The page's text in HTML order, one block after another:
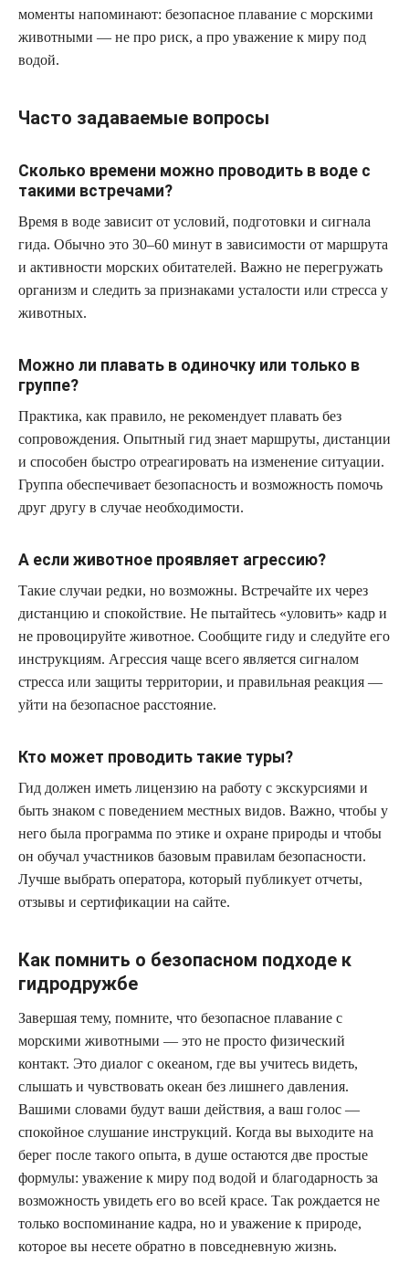
моменты напоминают: безопасное плавание с морскими
животными — не про риск, а про уважение к миру под
водой.
Часто задаваемые вопросы
Сколько времени можно проводить в воде с
такими встречами?
Время в воде зависит от условий, подготовки и сигнала
гида. Обычно это 30–60 минут в зависимости от маршрута
и активности морских обитателей. Важно не перегружать
организм и следить за признаками усталости или стресса у
животных.
Можно ли плавать в одиночку или только в
группе?
Практика, как правило, не рекомендует плавать без
сопровождения. Опытный гид знает маршруты, дистанции
и способен быстро отреагировать на изменение ситуации.
Группа обеспечивает безопасность и возможность помочь
друг другу в случае необходимости.
А если животное проявляет агрессию?
Такие случаи редки, но возможны. Встречайте их через
дистанцию и спокойствие. Не пытайтесь «уловить» кадр и
не провоцируйте животное. Сообщите гиду и следуйте его
инструкциям. Агрессия чаще всего является сигналом
стресса или защиты территории, и правильная реакция —
уйти на безопасное расстояние.
Кто может проводить такие туры?
Гид должен иметь лицензию на работу с экскурсиями и
быть знаком с поведением местных видов. Важно, чтобы у
него была программа по этике и охране природы и чтобы
он обучал участников базовым правилам безопасности.
Лучше выбрать оператора, который публикует отчеты,
отзывы и сертификации на сайте.
Как помнить о безопасном подходе к
гидродружбе
Завершая тему, помните, что безопасное плавание с
морскими животными — это не просто физический
контакт. Это диалог с океаном, где вы учитесь видеть,
слышать и чувствовать океан без лишнего давления.
Вашими словами будут ваши действия, а ваш голос —
спокойное слушание инструкций. Когда вы выходите на
берег после такого опыта, в душе остаются две простые
формулы: уважение к миру под водой и благодарность за
возможность увидеть его во всей красе. Так рождается не
только воспоминание кадра, но и уважение к природе,
которое вы несете обратно в повседневную жизнь.